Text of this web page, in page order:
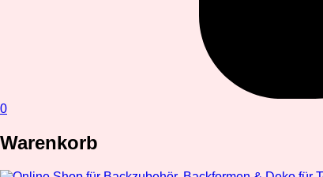
0
Warenkorb